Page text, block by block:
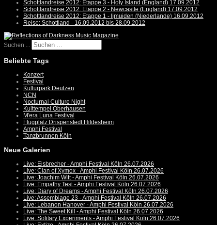
Schottlandreise 2012: Etappe 3 - Holy Island (England) 17.09.2012
Schottlandreise 2012: Etappe 2 - Newcastle (England) 17.09.2012
Schottlandreise 2012: Etappe 1 - Ijmuiden (Niederlande) 16.09.2012
Reise: Schottland - 16.09.2012 bis 28.09.2012
Suchen ...
Beliebte Tags
Konzert
Festival
Kulturpark Deutzen
NCN
Nocturnal Culture Night
Kulttempel Oberhausen
M'era Luna Festival
Flugplatz Drispenstedt Hildesheim
Amphi Festival
Tanzbrunnen Köln
Neue Galerien
Live: Eisbrecher - Amphi Festival Köln 26.07.2026
Live: Clan of Xymox - Amphi Festival Köln 26.07.2026
Live: Joachim Witt - Amphi Festival Köln 26.07.2026
Live: Empathy Test - Amphi Festival Köln 26.07.2026
Live: Diary of Dreams - Amphi Festival Köln 26.07.2026
Live: Assemblage 23 - Amphi Festival Köln 26.07.2026
Live: Lebanon Hanover - Amphi Festival Köln 26.07.2026
Live: The Sweet Kill - Amphi Festival Köln 26.07.2026
Live: Solitary Experiments - Amphi Festival Köln 26.07.2026